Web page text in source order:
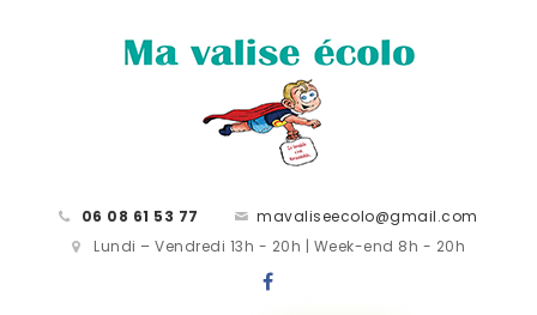
06 08 61 53 77
mavaliseecolo@gmail.com
Lundi – Vendredi 13h - 20h | Week-end 8h - 20h